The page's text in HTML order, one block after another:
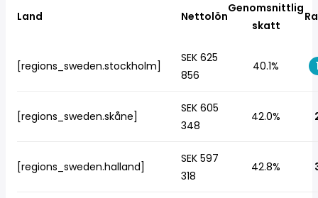
Land Nettolön
Genomsnittlig
skatt
[regions_sweden.stockholm]
SEK 625
856
40.1%
[regions_sweden.skåne]
SEK 605
348
42.0%
[regions_sweden.halland]
SEK 597
318
42.8%